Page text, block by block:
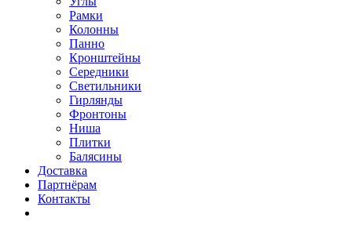
Рамки
Колонны
Панно
Кронштейны
Середники
Светильники
Гирлянды
Фронтоны
Ниша
Плитки
Балясины
Доставка
Партнёрам
Контакты